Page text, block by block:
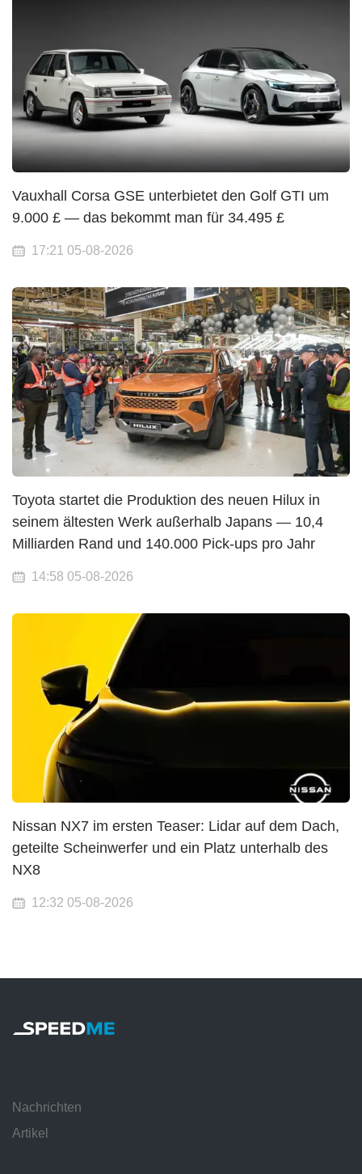
Vauxhall Corsa GSE unterbietet den Golf GTI um
9.000 £ — das bekommt man für 34.495 £
17:21 05-08-2026
Toyota startet die Produktion des neuen Hilux in
seinem ältesten Werk außerhalb Japans — 10,4
Milliarden Rand und 140.000 Pick-ups pro Jahr
14:58 05-08-2026
Nissan NX7 im ersten Teaser: Lidar auf dem Dach,
geteilte Scheinwerfer und ein Platz unterhalb des
NX8
12:32 05-08-2026
Nachrichten
Artikel